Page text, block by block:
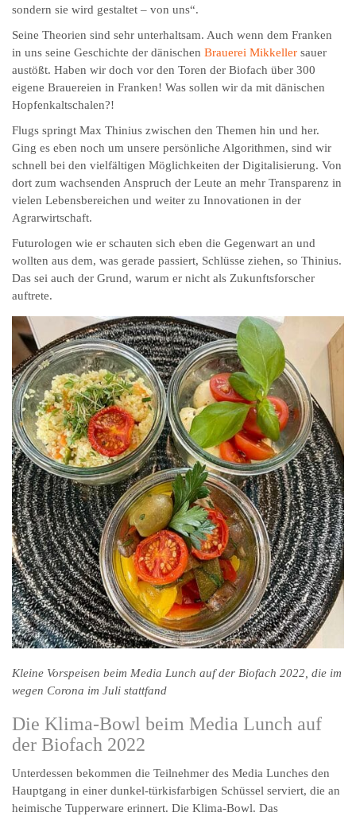
sondern sie wird gestaltet – von uns“.
Seine Theorien sind sehr unterhaltsam. Auch wenn dem Franken
in uns seine Geschichte der dänischen Brauerei Mikkeller sauer
austößt. Haben wir doch vor den Toren der Biofach über 300
eigene Brauereien in Franken! Was sollen wir da mit dänischen
Hopfenkaltschalen?!
Flugs springt Max Thinius zwischen den Themen hin und her.
Ging es eben noch um unsere persönliche Algorithmen, sind wir
schnell bei den vielfältigen Möglichkeiten der Digitalisierung. Von
dort zum wachsenden Anspruch der Leute an mehr Transparenz in
vielen Lebensbereichen und weiter zu Innovationen in der
Agrarwirtschaft.
Futurologen wie er schauten sich eben die Gegenwart an und
wollten aus dem, was gerade passiert, Schlüsse ziehen, so Thinius.
Das sei auch der Grund, warum er nicht als Zukunftsforscher
auftrete.
Kleine Vorspeisen beim Media Lunch auf der Biofach 2022, die im
wegen Corona im Juli stattfand
Die Klima-Bowl beim Media Lunch auf
der Biofach 2022
Unterdessen bekommen die Teilnehmer des Media Lunches den
Hauptgang in einer dunkel-türkisfarbigen Schüssel serviert, die an
heimische Tupperware erinnert. Die Klima-Bowl. Das